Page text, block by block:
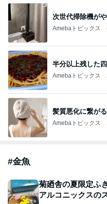
次世代掃除機が
Amebaトピックス
半分以上残した
Amebaトピックス
髪質悪化に繋が
Amebaトピックス
#金魚
菊廼舎の夏限定ふ
アルコニックスの